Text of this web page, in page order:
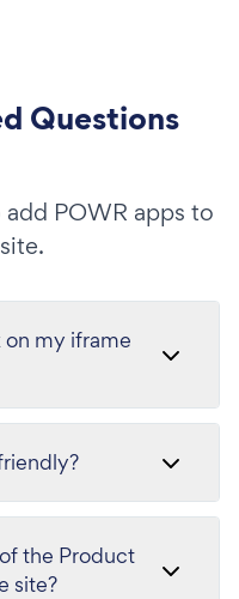
Questions
POWR apps to
my iframe
the Product
site?